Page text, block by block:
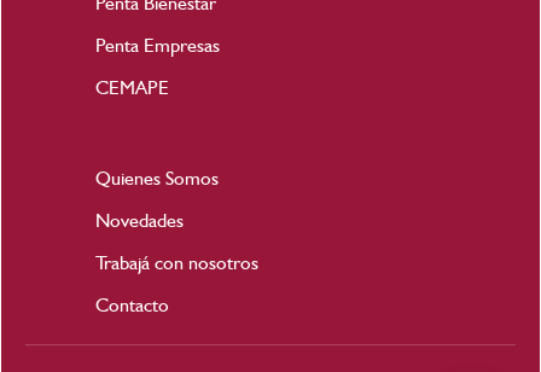
Penta Empresas
CEMAPE
Quienes Somos
Novedades
Trabajá con nosotros
Contacto